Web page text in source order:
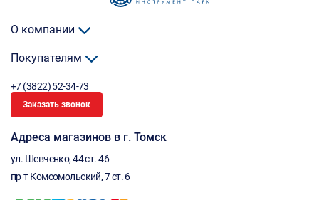
О компании
Покупателям
+7 (3822) 52-34-73
Заказать звонок
Адреса магазинов в г. Томск
ул. Шевченко, 44 ст. 46
пр-т Комсомольский, 7 ст. 6